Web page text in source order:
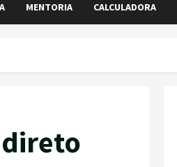
MENTORIA CALCULADORA